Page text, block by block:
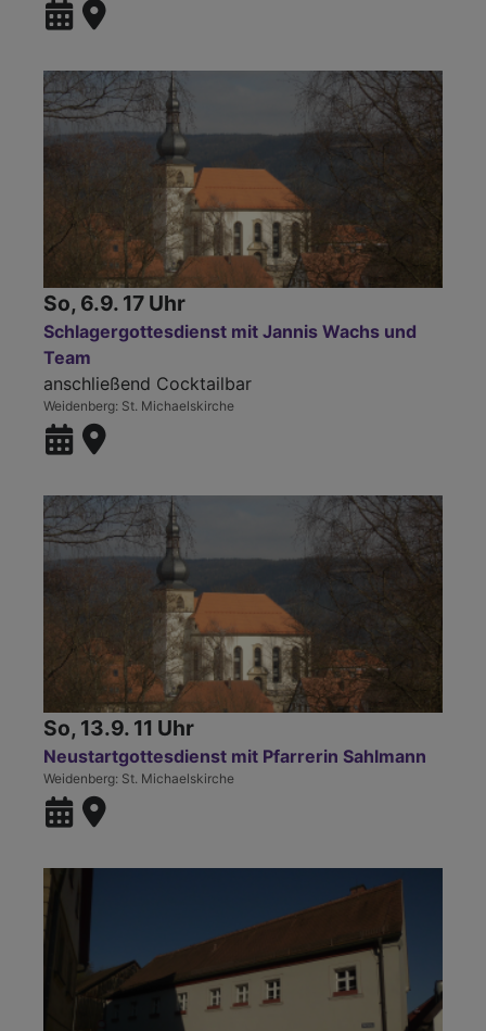
So, 6.9. 17 Uhr
Schlagergottesdienst mit Jannis Wachs und
Team
anschließend Cocktailbar
Weidenberg St. Michaelskirche
So, 13.9. 11 Uhr
Neustartgottesdienst mit Pfarrerin Sahlmann
Weidenberg St. Michaelskirche